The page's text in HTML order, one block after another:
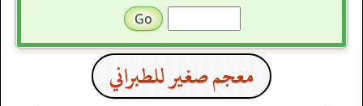
معجم صغير للطبراني